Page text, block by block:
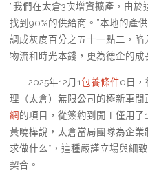
“我們在太倉3次增資擴產，由
找到90%的供給商。”本地的產
調成灰度百分之五十一點二，
物流和時光本錢，更為德企的成
2025年12月1包養條件0日，
理（太倉）無限公司的極新車
網的項目，從簽約到開工僅用了
黃曉樺說，太倉當局團隊為企
求做什么”，這種嚴謹立場與細
契合。